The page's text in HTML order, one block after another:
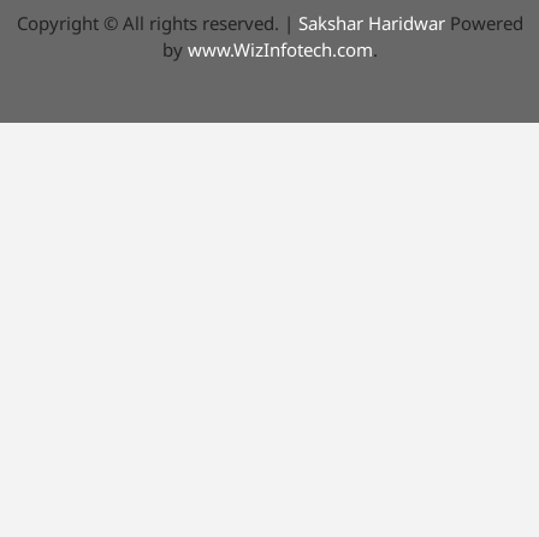
Copyright © All rights reserved. | Sakshar HaridwarPowered
by www.WizInfotech.com.